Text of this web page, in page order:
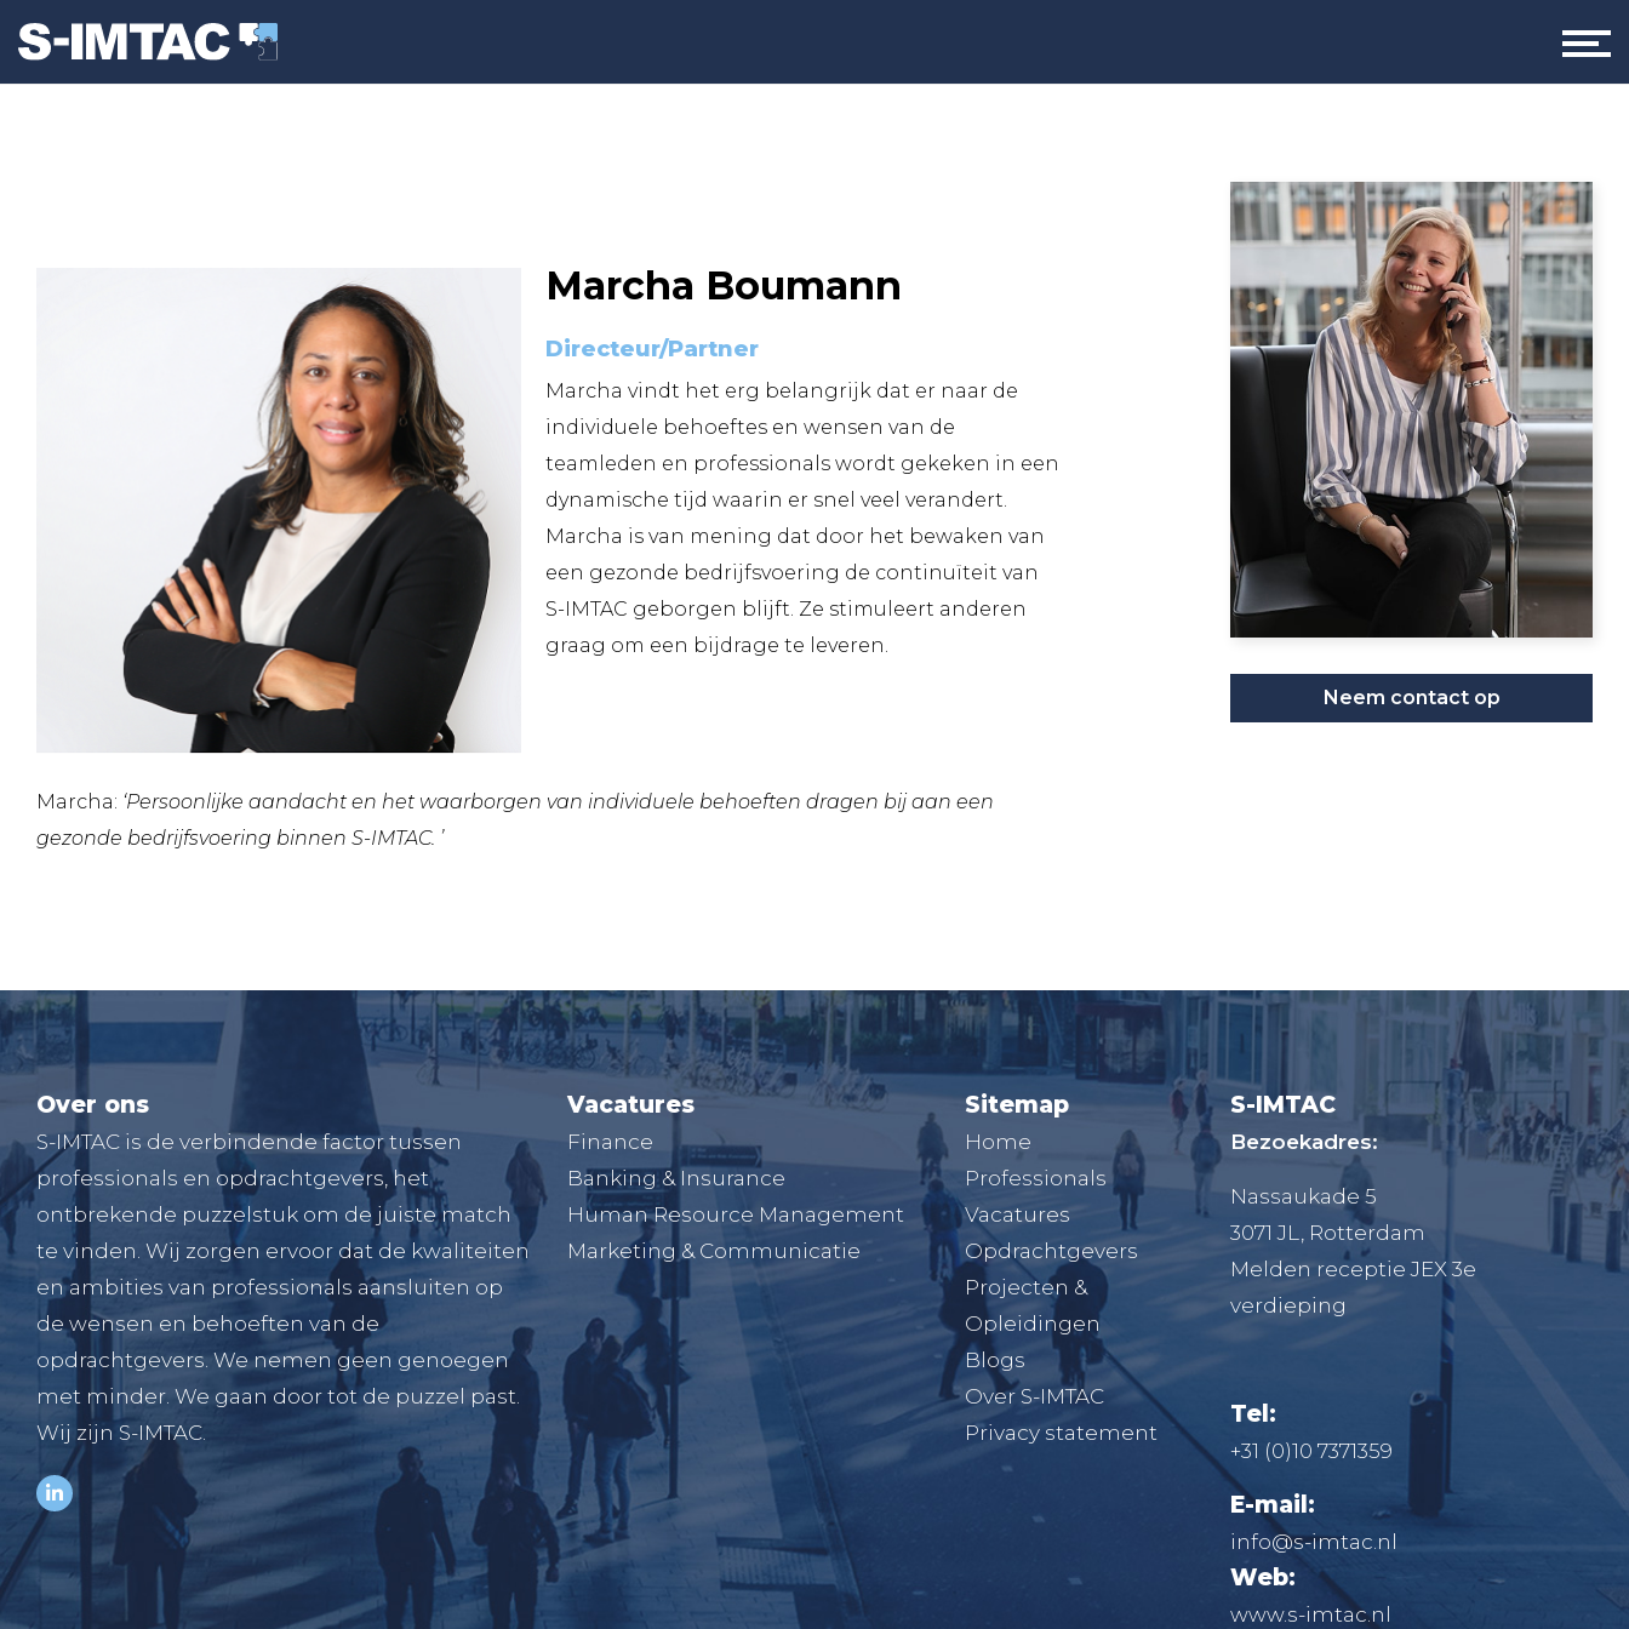
Marcha Boumann
Directeur/Partner
Marcha vindt het erg belangrijk dat er naar de
individuele behoeftes en wensen van de
teamleden en professionals wordt gekeken in een
dynamische tijd waarin er snel veel verandert.
Marcha is van mening dat door het bewaken van
een gezonde bedrijfsvoering de continuïteit van
S-IMTAC geborgen blijft. Ze stimuleert anderen
graag om een bijdrage te leveren.
Marcha: ‘Persoonlijke aandacht en het waarborgen van individuele behoeften dragen bij aan een
gezonde bedrijfsvoering binnen S-IMTAC. ’
Neem contact op
Over ons
S-IMTAC is de verbindende factor tussen
professionals en opdrachtgevers, het
ontbrekende puzzelstuk om de juiste match
te vinden. Wij zorgen ervoor dat de kwaliteiten
en ambities van professionals aansluiten op
de wensen en behoeften van de
opdrachtgevers. We nemen geen genoegen
met minder. We gaan door tot de puzzel past.
Wij zijn S-IMTAC.
Vacatures
Finance
Banking & Insurance
Human Resource Management
Marketing & Communicatie
Sitemap
Home
Professionals
Vacatures
Opdrachtgevers
Projecten &
Opleidingen
Blogs
Over S-IMTAC
Privacy statement
S-IMTAC
Bezoekadres:
Nassaukade 5
3071 JL, Rotterdam
Melden receptie JEX 3e
verdieping
Tel:
+31 (0)10 7371359
E-mail:
info@s-imtac.nl
Web:
www.s-imtac.nl